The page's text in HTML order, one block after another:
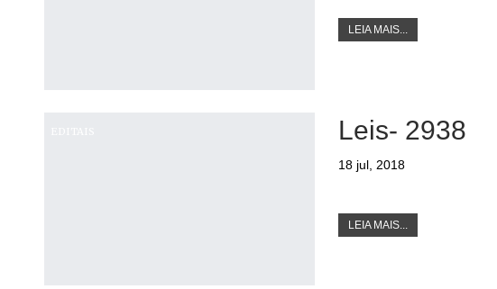
LEIA MAIS...
Leis- 2938
18 jul, 2018
LEIA MAIS...